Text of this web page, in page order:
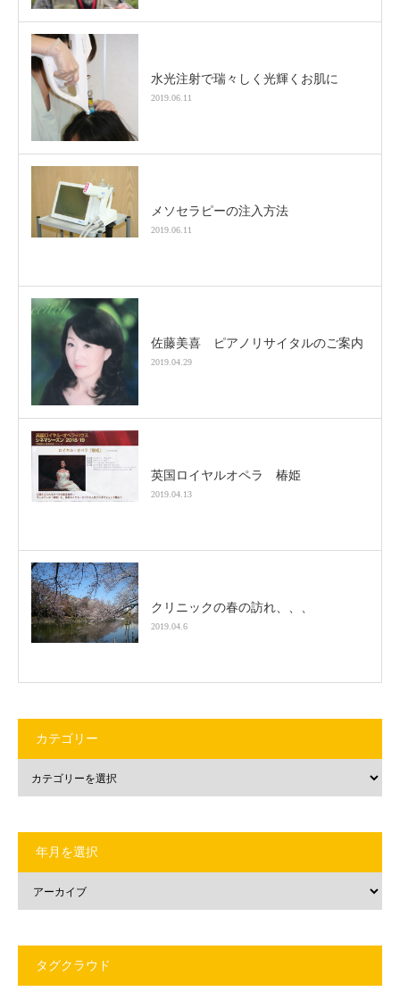
水光注射で瑞々しく光輝くお肌に
2019.06.11
メソセラピーの注入方法
2019.06.11
佐藤美喜 ピアノリサイタルのご案内
2019.04.29
英国ロイヤルオペラ 椿姫
2019.04.13
クリニックの春の訪れ、、、
2019.04.6
カテゴリー
年月を選択
タグクラウド